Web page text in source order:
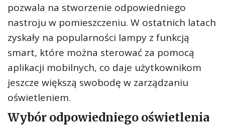
pozwala na stworzenie odpowiedniego
nastroju w pomieszczeniu. W ostatnich latach
zyskały na popularności lampy z funkcją
smart, które można sterować za pomocą
aplikacji mobilnych, co daje użytkownikom
jeszcze większą swobodę w zarządzaniu
oświetleniem.
Wybór odpowiedniego oświetlenia